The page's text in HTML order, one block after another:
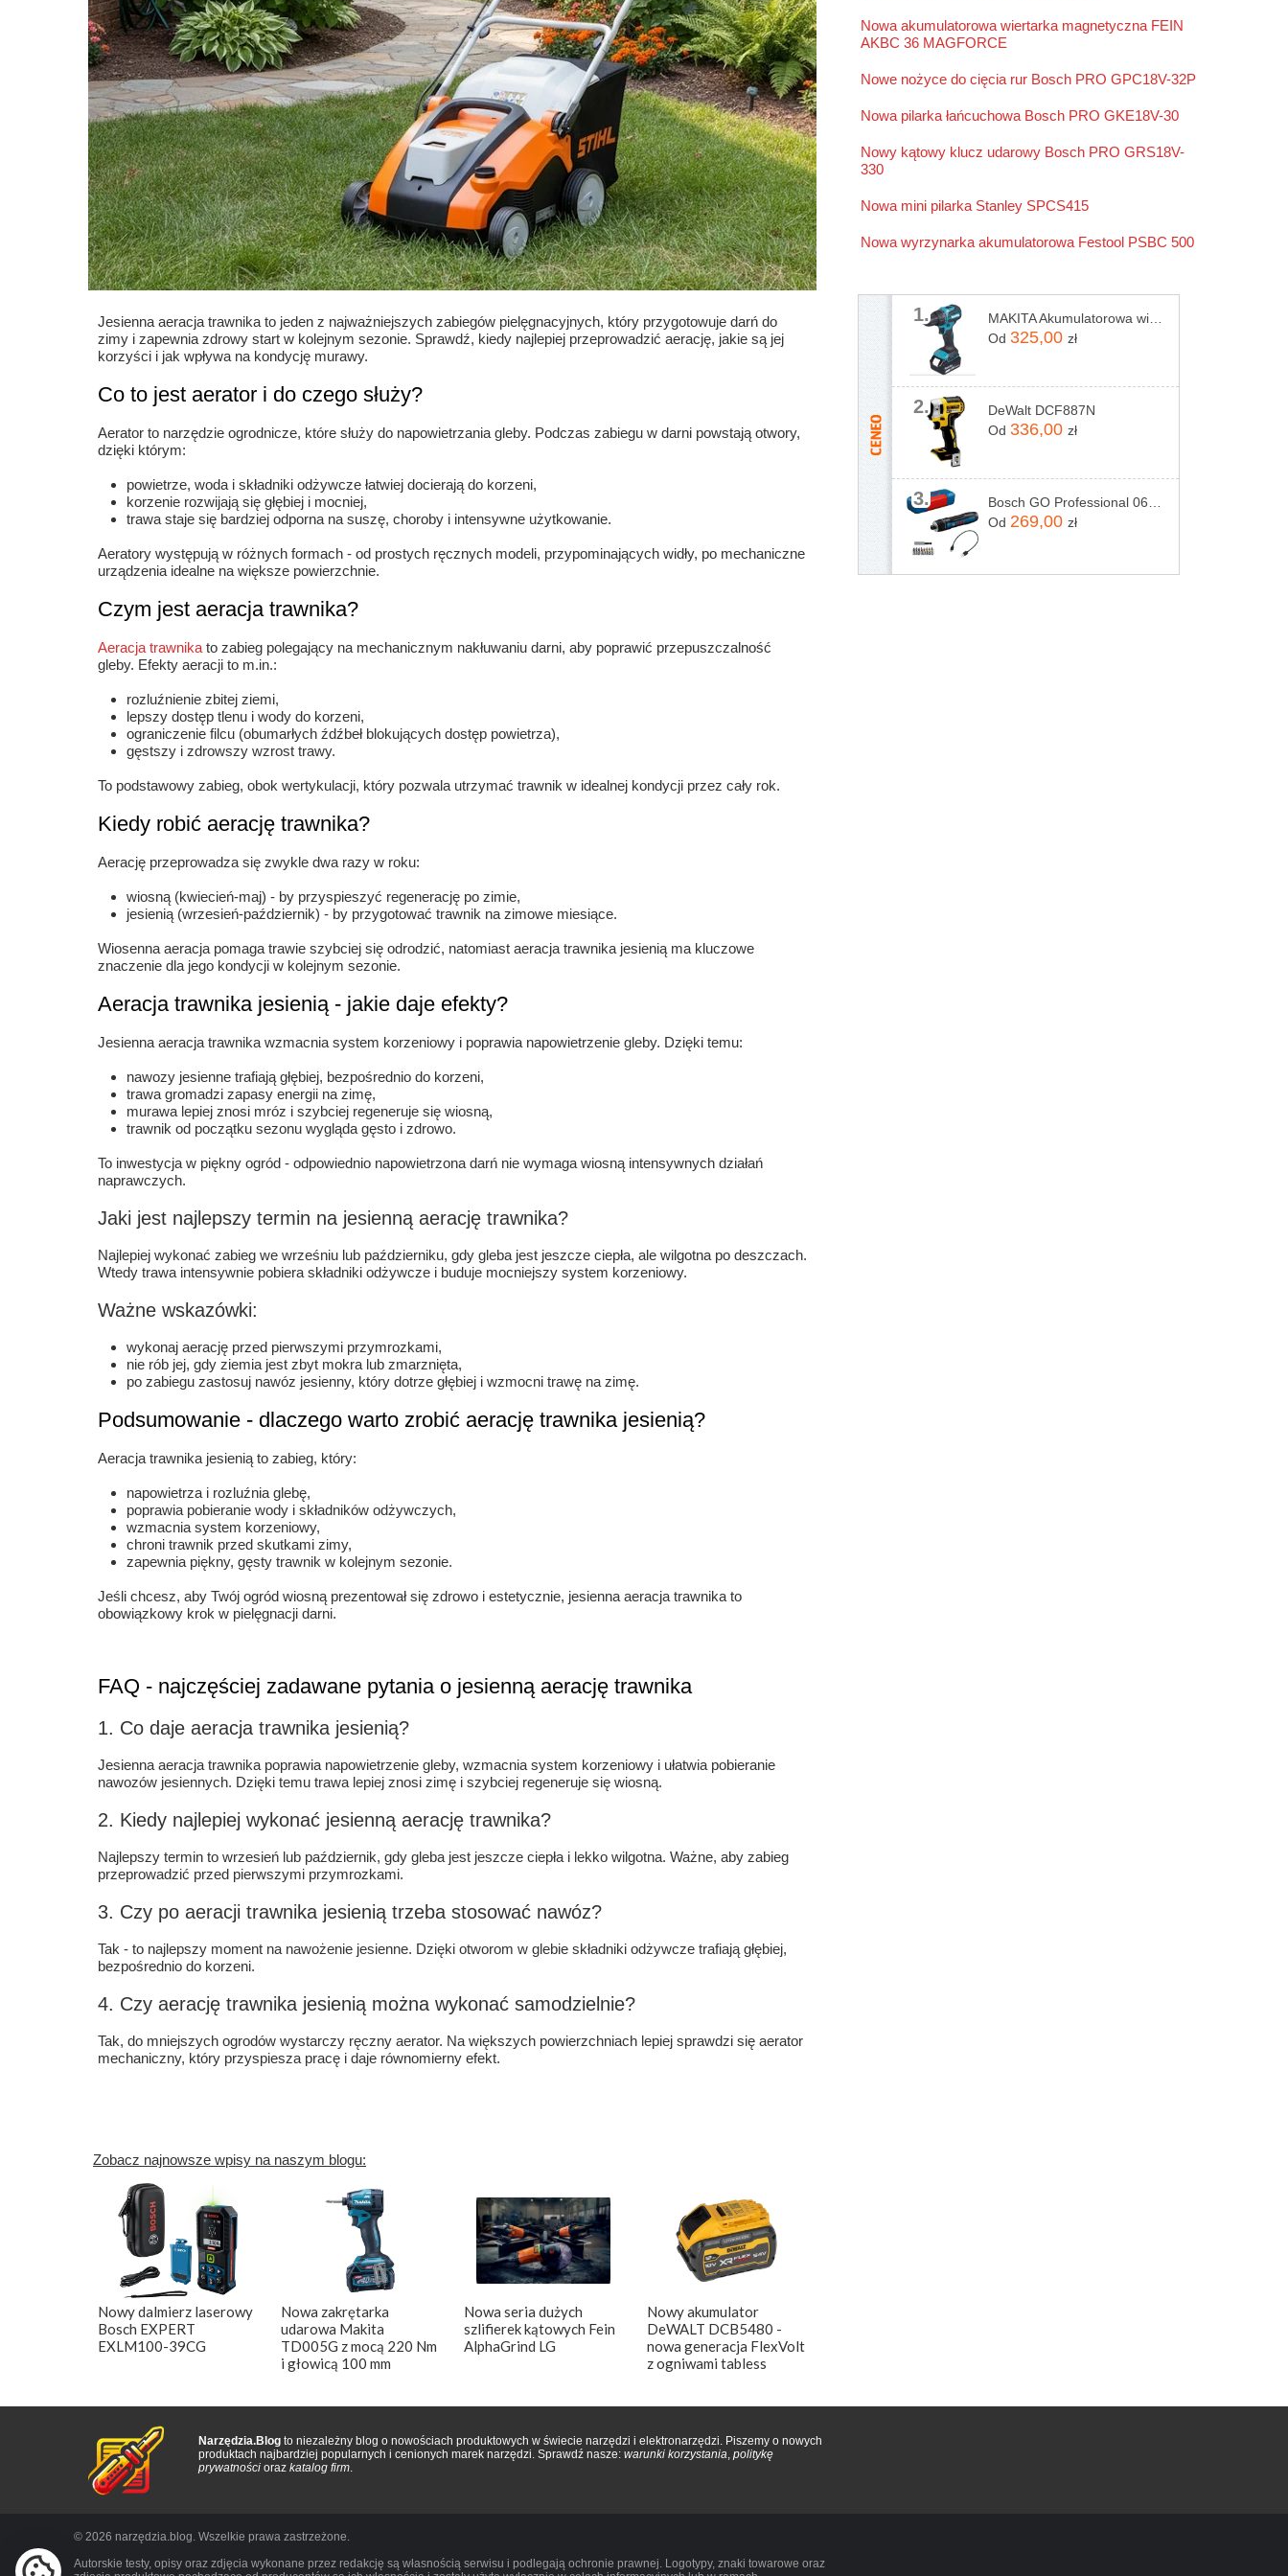
Stihl
Jesienna aeracja trawnika to jeden z najważniejszych zabiegów pielęgnacyjnych, który przygotowuje darń do
zimy i zapewnia zdrowy start w kolejnym sezonie. Sprawdź, kiedy najlepiej przeprowadzić aerację, jakie są jej
korzyści i jak wpływa na kondycję murawy.
Co to jest aerator i do czego służy?
Aerator to narzędzie ogrodnicze, które służy do napowietrzania gleby. Podczas zabiegu w darni powstają otwory,
dzięki którym:
powietrze, woda i składniki odżywcze łatwiej docierają do korzeni,
korzenie rozwijają się głębiej i mocniej,
trawa staje się bardziej odporna na suszę, choroby i intensywne użytkowanie.
Aeratory występują w różnych formach - od prostych ręcznych modeli, przypominających widły, po mechaniczne
urządzenia idealne na większe powierzchnie.
Czym jest aeracja trawnika?
Aeracja trawnika to zabieg polegający na mechanicznym nakłuwaniu darni, aby poprawić przepuszczalność
gleby. Efekty aeracji to m.in.:
rozluźnienie zbitej ziemi,
lepszy dostęp tlenu i wody do korzeni,
ograniczenie filcu (obumarłych źdźbeł blokujących dostęp powietrza),
gęstszy i zdrowszy wzrost trawy.
To podstawowy zabieg, obok wertykulacji, który pozwala utrzymać trawnik w idealnej kondycji przez cały rok.
Kiedy robić aerację trawnika?
Aerację przeprowadza się zwykle dwa razy w roku:
wiosną (kwiecień-maj) - by przyspieszyć regenerację po zimie,
jesienią (wrzesień-październik) - by przygotować trawnik na zimowe miesiące.
Wiosenna aeracja pomaga trawie szybciej się odrodzić, natomiast aeracja trawnika jesienią ma kluczowe
znaczenie dla jego kondycji w kolejnym sezonie.
Aeracja trawnika jesienią - jakie daje efekty?
Jesienna aeracja trawnika wzmacnia system korzeniowy i poprawia napowietrzenie gleby. Dzięki temu:
nawozy jesienne trafiają głębiej, bezpośrednio do korzeni,
trawa gromadzi zapasy energii na zimę,
murawa lepiej znosi mróz i szybciej regeneruje się wiosną,
trawnik od początku sezonu wygląda gęsto i zdrowo.
To inwestycja w piękny ogród - odpowiednio napowietrzona darń nie wymaga wiosną intensywnych działań
naprawczych.
Jaki jest najlepszy termin na jesienną aerację trawnika?
Najlepiej wykonać zabieg we wrześniu lub październiku, gdy gleba jest jeszcze ciepła, ale wilgotna po deszczach.
Wtedy trawa intensywnie pobiera składniki odżywcze i buduje mocniejszy system korzeniowy.
Ważne wskazówki:
wykonaj aerację przed pierwszymi przymrozkami,
nie rób jej, gdy ziemia jest zbyt mokra lub zmarznięta,
po zabiegu zastosuj nawóz jesienny, który dotrze głębiej i wzmocni trawę na zimę.
Podsumowanie - dlaczego warto zrobić aerację trawnika jesienią?
Aeracja trawnika jesienią to zabieg, który:
napowietrza i rozluźnia glebę,
poprawia pobieranie wody i składników odżywczych,
wzmacnia system korzeniowy,
chroni trawnik przed skutkami zimy,
zapewnia piękny, gęsty trawnik w kolejnym sezonie.
Jeśli chcesz, aby Twój ogród wiosną prezentował się zdrowo i estetycznie, jesienna aeracja trawnika to
obowiązkowy krok w pielęgnacji darni.
FAQ - najczęściej zadawane pytania o jesienną aerację trawnika
1. Co daje aeracja trawnika jesienią?
Jesienna aeracja trawnika poprawia napowietrzenie gleby, wzmacnia system korzeniowy i ułatwia pobieranie
nawozów jesiennych. Dzięki temu trawa lepiej znosi zimę i szybciej regeneruje się wiosną.
2. Kiedy najlepiej wykonać jesienną aerację trawnika?
Najlepszy termin to wrzesień lub październik, gdy gleba jest jeszcze ciepła i lekko wilgotna. Ważne, aby zabieg
przeprowadzić przed pierwszymi przymrozkami.
3. Czy po aeracji trawnika jesienią trzeba stosować nawóz?
Tak - to najlepszy moment na nawożenie jesienne. Dzięki otworom w glebie składniki odżywcze trafiają głębiej,
bezpośrednio do korzeni.
4. Czy aerację trawnika jesienią można wykonać samodzielnie?
Tak, do mniejszych ogrodów wystarczy ręczny aerator. Na większych powierzchniach lepiej sprawdzi się aerator
mechaniczny, który przyspiesza pracę i daje równomierny efekt.
Zobacz najnowsze wpisy na naszym blogu:
Nowy dalmierz laserowy
Bosch EXPERT
EXLM100-39CG
Nowa zakrętarka
udarowa Makita
TD005G z mocą 220 Nm
i głowicą 100 mm
Nowa seria dużych
szlifierek kątowych Fein
AlphaGrind LG
Nowy akumulator
DeWALT DCB5480 -
nowa generacja FlexVolt
z ogniwami tabless
1.
Od 325,00 zł
2.
DeWalt DCF887N
Od 336,00 zł
3.
Od 269,00 zł
Nowa akumulatorowa wiertarka magnetyczna FEIN
AKBC 36 MAGFORCE
Nowe nożyce do cięcia rur Bosch PRO GPC18V-32P
Nowa pilarka łańcuchowa Bosch PRO GKE18V-30
Nowy kątowy klucz udarowy Bosch PRO GRS18V-
330
Nowa mini pilarka Stanley SPCS415
Nowa wyrzynarka akumulatorowa Festool PSBC 500
Narzędzia.Blog to niezależny blog o nowościach produktowych w świecie narzędzi i elektronarzędzi. Piszemy o nowych
produktach najbardziej popularnych i cenionych marek narzędzi. Sprawdź nasze: warunki korzystania, politykę
prywatności oraz katalog firm.
© 2026 narzędzia.blog. Wszelkie prawa zastrzeżone.
Autorskie testy, opisy oraz zdjęcia wykonane przez redakcję są własnością serwisu i podlegają ochronie prawnej. Logotypy, znaki towarowe oraz